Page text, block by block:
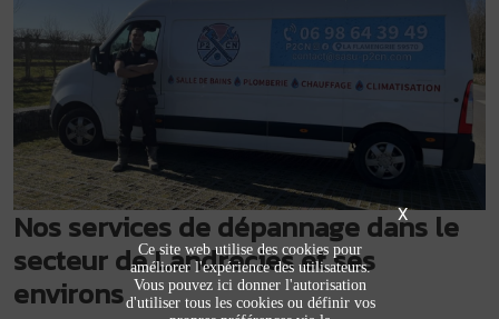
Nos services de dépannage dans le
secteur de Landrecies et ses
environs
X
Ce site web utilise des cookies pour
améliorer l'expérience des utilisateurs.
Vous pouvez ici donner l'autorisation
d'utiliser tous les cookies ou définir vos